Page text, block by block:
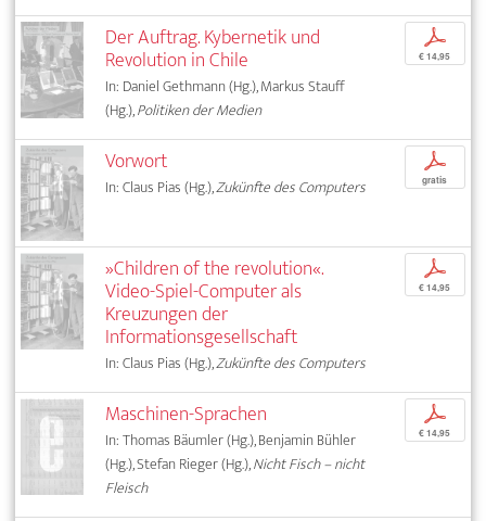
Der Auftrag. Kybernetik und
Revolution in Chile
In: Daniel Gethmann (Hg.), Markus Stauff
(Hg.),Politiken der Medien
p
€ 14,95
Vorwort
In: Claus Pias (Hg.),Zukünfte des Computers
p
gratis
»Children of the revolution«.
Video-Spiel-Computer als
Kreuzungen der
Informationsgesellschaft
In: Claus Pias (Hg.),Zukünfte des Computers
p
€ 14,95
Maschinen-Sprachen
In: Thomas Bäumler (Hg.), Benjamin Bühler
(Hg.), Stefan Rieger (Hg.),Nicht Fisch – nicht
Fleisch
p
€ 14,95